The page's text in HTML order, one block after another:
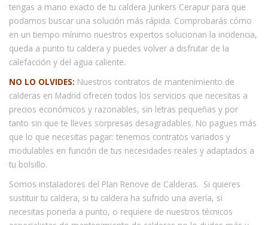
tengas a mano exacto de tu caldera Junkers Cerapur para que
podamos buscar una solución más rápida. Comprobarás cómo
en un tiempo mínimo nuestros expertos solucionan la incidencia,
queda a punto tu caldera y puedes volver a disfrutar de la
calefacción y del agua caliente.
NO LO OLVIDES: Nuestros contratos de mantenimiento de
calderas en Madrid ofrecen todos los servicios que necesitas a
precios económicos y razonables, sin letras pequeñas y por
tanto sin que te lleves sorpresas desagradables. No pagues más
que lo que necesitas pagar: tenemos contratos variados y
modulables en función de tus necesidades reales y adaptados a
tu bolsillo.
Somos instaladores del Plan Renove de Calderas. Si quieres
sustituir tu caldera, si tu caldera ha sufrido una avería, si
necesitas ponerla a punto, o requiere de nuestros técnicos